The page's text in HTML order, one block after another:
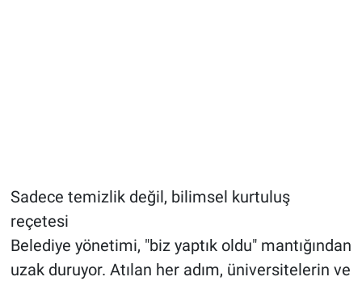
Sadece temizlik değil, bilimsel kurtuluş
reçetesi
Belediye yönetimi, "biz yaptık oldu" mantığından
uzak duruyor. Atılan her adım, üniversitelerin ve